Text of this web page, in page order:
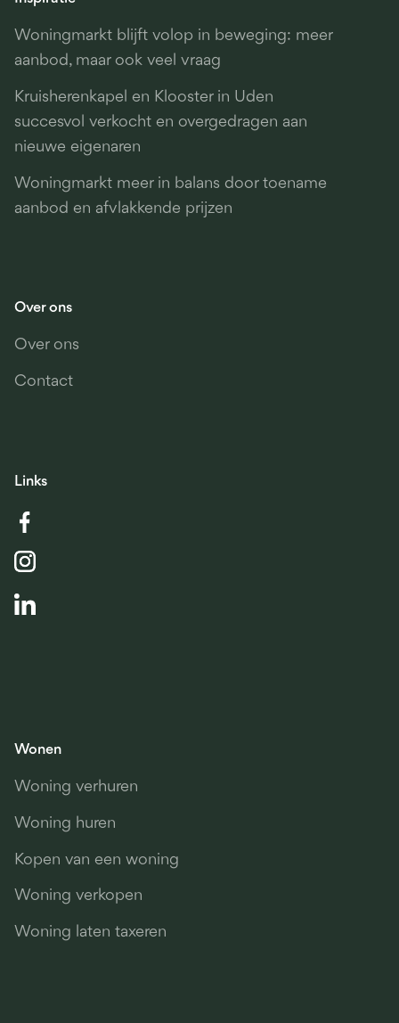
Woningmarkt blijft volop in beweging: meer
aanbod, maar ook veel vraag
Kruisherenkapel en Klooster in Uden
succesvol verkocht en overgedragen aan
nieuwe eigenaren
Woningmarkt meer in balans door toename
aanbod en afvlakkende prijzen
Over ons
Over ons
Contact
Links
Wonen
Woning verhuren
Woning huren
Kopen van een woning
Woning verkopen
Woning laten taxeren